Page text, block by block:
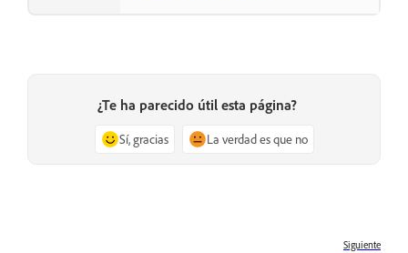
¿Te ha parecido útil esta página?
Sí, gracias La verdad es que no
Siguiente